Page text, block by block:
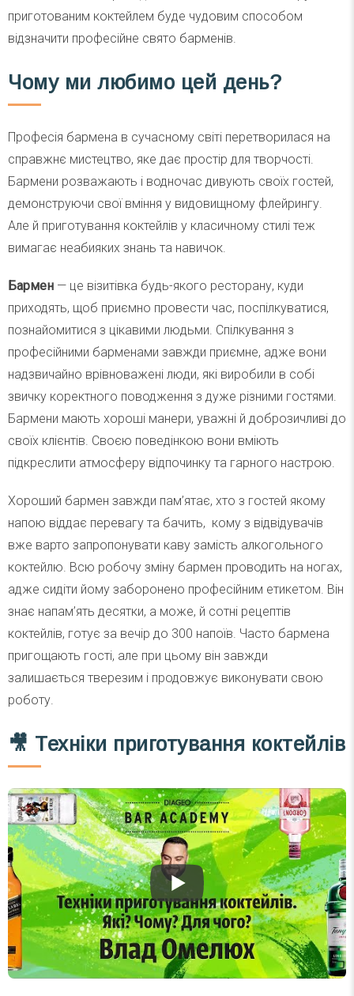
приготованим коктейлем буде чудовим способом
відзначити професійне свято барменів.
Чому ми любимо цей день?
Професія бармена в сучасному світі перетворилася на
справжнє мистецтво, яке дає простір для творчості.
Бармени розважають і водночас дивують своїх гостей,
демонструючи свої вміння у видовищному флейрингу.
Але й приготування коктейлів у класичному стилі теж
вимагає неабияких знань та навичок.
Бармен — це візитівка будь-якого ресторану, куди
приходять, щоб приємно провести час, поспілкуватися,
познайомитися з цікавими людьми. Спілкування з
професійними барменами завжди приємне, адже вони
надзвичайно врівноважені люди, які виробили в собі
звичку коректного поводження з дуже різними гостями.
Бармени мають хороші манери, уважні й доброзичливі до
своїх клієнтів. Своєю поведінкою вони вміють
підкреслити атмосферу відпочинку та гарного настрою.
Хороший бармен завжди пам’ятає, хто з гостей якому
напою віддає перевагу та бачить, кому з відвідувачів
вже варто запропонувати каву замість алкогольного
коктейлю. Всю робочу зміну бармен проводить на ногах,
адже сидіти йому заборонено професійним етикетом. Він
знає напам’ять десятки, а може, й сотні рецептів
коктейлів, готує за вечір до 300 напоїв. Часто бармена
пригощають гості, але при цьому він завжди
залишається тверезим і продовжує виконувати свою
роботу.
🎥 Техніки приготування коктейлів